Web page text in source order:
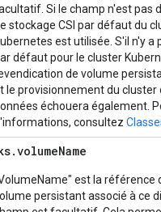
Si le champ n'est pas
stockage CSI par défaut du
est utilisée. S'il n'y a
défaut pour le cluster
de volume
le provisionnement du cluster
échouera également.
consultez
.volumeName
est la référence
persistant associé à ce